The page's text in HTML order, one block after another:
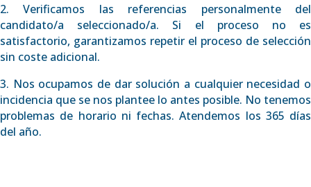
2. Verificamos las referencias personalmente del
candidato/a seleccionado/a. Si el proceso no es
satisfactorio, garantizamos repetir el proceso de selección
sin coste adicional.
3. Nos ocupamos de dar solución a cualquier necesidad o
incidencia que se nos plantee lo antes posible. No tenemos
problemas de horario ni fechas. Atendemos los 365 días
del año.